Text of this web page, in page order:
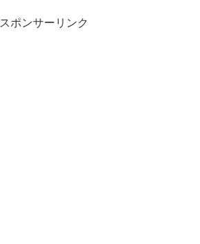
スポンサーリンク